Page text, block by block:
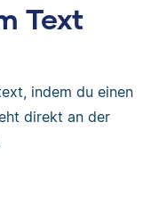
Text
indem du einen
direkt an der